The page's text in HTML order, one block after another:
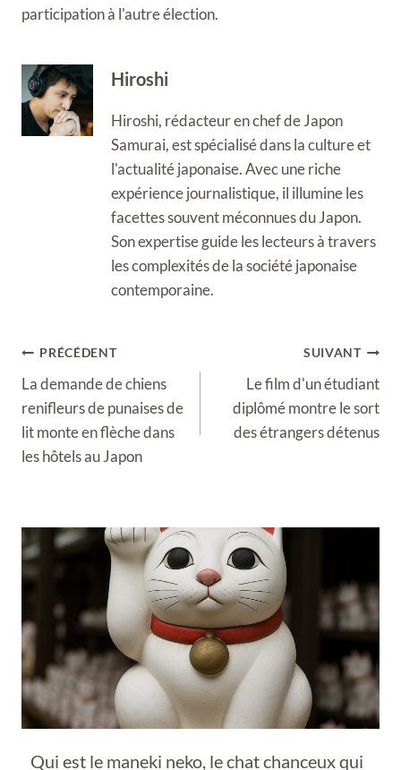
participation à l'autre élection.
Hiroshi
Hiroshi, rédacteur en chef de Japon
Samurai, est spécialisé dans la culture et
l'actualité japonaise. Avec une riche
expérience journalistique, il illumine les
facettes souvent méconnues du Japon.
Son expertise guide les lecteurs à travers
les complexités de la société japonaise
contemporaine.
Navigation
de
l’article
PRÉCÉDENT
La demande de chiens
renifleurs de punaises de
lit monte en flèche dans
les hôtels au Japon
SUIVANT
Le film d'un étudiant
diplômé montre le sort
des étrangers détenus
Qui est le maneki neko, le chat chanceux qui